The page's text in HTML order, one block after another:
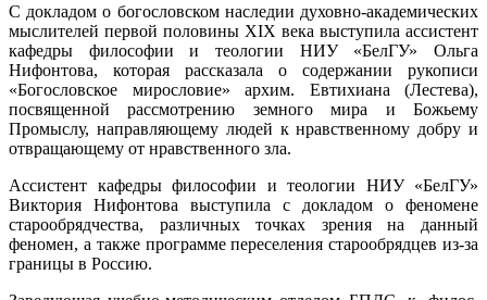
С докладом о богословском наследии духовно-академических
мыслителей первой половины XIX века выступила ассистент
кафедры философии и теологии НИУ «БелГУ» Ольга
Нифонтова, которая рассказала о содержании рукописи
«Богословское мирословие» архим. Евтихиана (Лестева),
посвященной рассмотрению земного мира и Божьему
Промыслу, направляющему людей к нравственному добру и
отвращающему от нравственного зла.
Ассистент кафедры философии и теологии НИУ «БелГУ»
Виктория Нифонтова выступила с докладом о феномене
старообрядчества, различных точках зрения на данный
феномен, а также программе переселения старообрядцев из-за
границы в Россию.